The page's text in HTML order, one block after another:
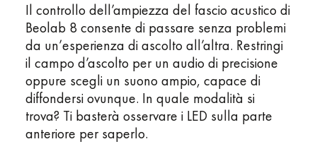
Il controllo dell’ampiezza del fascio acustico di
Beolab 8 consente di passare senza problemi
da un’esperienza di ascolto all’altra. Restringi
il campo d’ascolto per un audio di precisione
oppure scegli un suono ampio, capace di
diffondersi ovunque. In quale modalità si
trova? Ti basterà osservare i LED sulla parte
anteriore per saperlo.